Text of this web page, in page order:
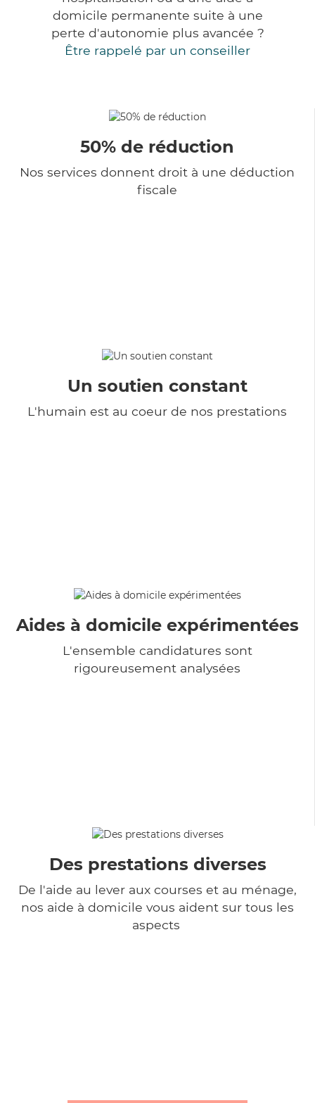
domicile permanente suite à une
perte d'autonomie plus avancée ?
Être rappelé par un conseiller
50% de réduction
Nos services donnent droit à une déduction
fiscale
Un soutien constant
L'humain est au coeur de nos prestations
Aides à domicile expérimentées
L'ensemble candidatures sont
rigoureusement analysées
Des prestations diverses
De l'aide au lever aux courses et au ménage,
nos aide à domicile vous aident sur tous les
aspects